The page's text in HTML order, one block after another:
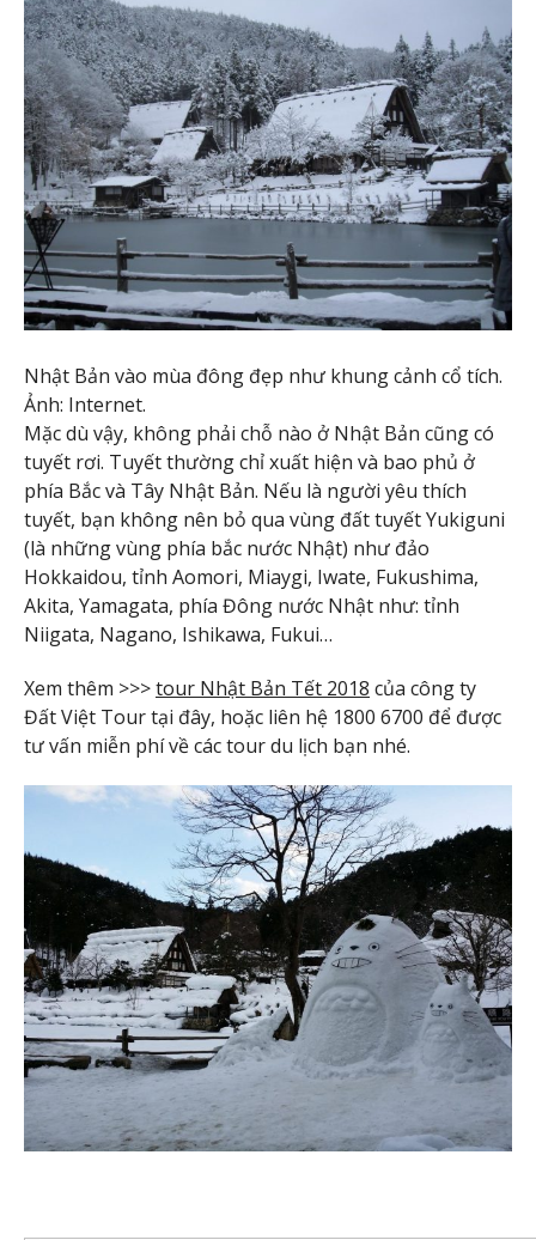
Nhật Bản vào mùa đông đẹp như khung cảnh cổ tích.
Ảnh: Internet.
Mặc dù vậy, không phải chỗ nào ở Nhật Bản cũng có
tuyết rơi. Tuyết thường chỉ xuất hiện và bao phủ ở
phía Bắc và Tây Nhật Bản. Nếu là người yêu thích
tuyết, bạn không nên bỏ qua vùng đất tuyết Yukiguni
(là những vùng phía bắc nước Nhật) như đảo
Hokkaidou, tỉnh Aomori, Miaygi, Iwate, Fukushima,
Akita, Yamagata, phía Đông nước Nhật như: tỉnh
Niigata, Nagano, Ishikawa, Fukui…
Xem thêm >>>tour Nhật Bản Tết 2018 của công ty
Đất Việt Tour tại đây, hoặc liên hệ 1800 6700 để được
tư vấn miễn phí về các tour du lịch bạn nhé.